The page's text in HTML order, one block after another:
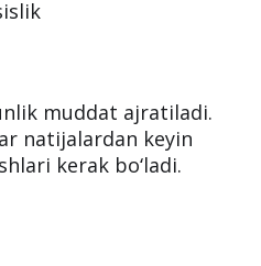
muddat ajratiladi.
natijalardan keyin
kerak bo‘ladi.